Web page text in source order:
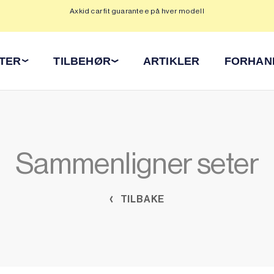
Axkid car fit guarantee på hver modell
TILBEHØR ARTIKLER
Sammenligner seter
TILBAKE